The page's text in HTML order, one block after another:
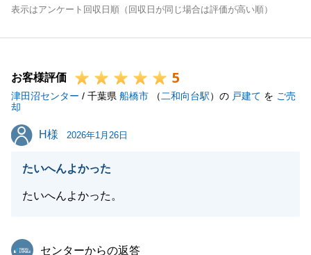
表示はアンケート回収日順（回収日が同じ場合は評価が高い順）
お客様評価 5
津田沼センター / 千葉県 船橋市 （ 二和向台駅）の 戸建て を ご売
却
H様
H様 2026年1月26日
たいへんよかった
たいへんよかった。
東急リバブル
センターからの返答